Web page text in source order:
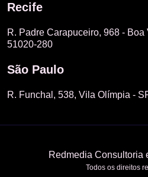
Recife
R. Padre Carapuceiro, 968 -
51020-280
São Paulo
R. Funchal, 538, Vila Olímpia -
Redmedia Consultoria
Todos os direitos